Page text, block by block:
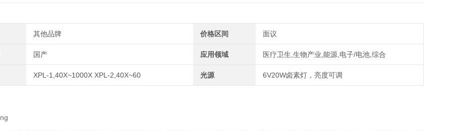
其他品牌 价格区间 面议
国产 应用领域 医疗卫生,生物产业,能源,电子/电池,综合
XPL-1,40X~1000X XPL-2,40X~60 光源 6V20W卤素灯，亮度可调